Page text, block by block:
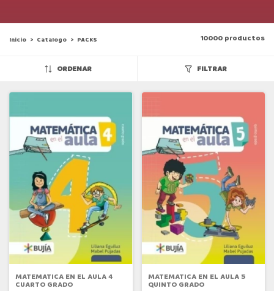
Inicio > Catalogo > PACKS 10000 productos
ORDENAR FILTRAR
MATEMATICA EN EL AULA 4
CUARTO GRADO
MATEMATICA EN EL AULA 5
QUINTO GRADO